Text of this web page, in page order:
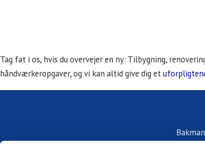
Tag fat i os, hvis du overvejer en ny: Tilbygning,
håndværkeropgaver, og vi kan altid give dig et